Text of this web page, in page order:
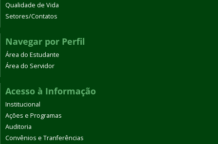
Qualidade de Vida
Setores/Contatos
Navegar por Perfil
Área do Estudante
Área do Servidor
Acesso à Informação
Institucional
Ações e Programas
Auditoria
Convênios e Tranferências